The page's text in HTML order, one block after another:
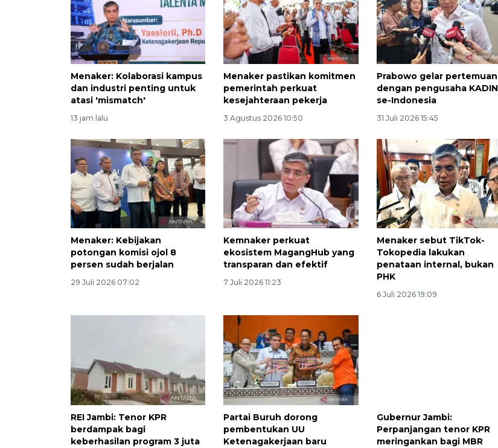
Menaker: Kolaborasi kampus
dan industri penting untuk
atasi 'mismatch'
13 jam lalu
Menaker pastikan komitmen
pemerintah perkuat
kesejahteraan pekerja
3 Agustus 2026 10:50
Prabowo gelar pertemuan
dengan pengusaha KADIN
se-Indonesia
31 Juli 2026 15:45
Menaker: Kebijakan
potongan komisi ojol 8
persen sudah berjalan
29 Juli 2026 07:02
Kemnaker perkuat
ekosistem MagangHub yang
transparan dan efektif
7 Juli 2026 11:23
Menaker sebut TikTok-
Tokopedia lakukan
penataan internal, bukan
PHK
6 Juli 2026 19:09
REI Jambi: Tenor KPR
berdampak bagi
keberhasilan program 3 juta
Partai Buruh dorong
pembentukan UU
Ketenagakerjaan baru
Gubernur Jambi:
Perpanjangan tenor KPR
meringankan bagi MBR
Memberantas kejahatan
jalanan Jakarta
2026-08-05 18:00:00